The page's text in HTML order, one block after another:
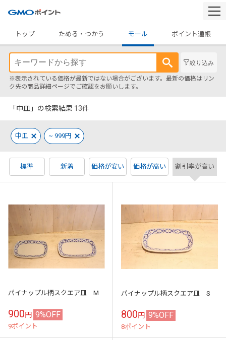
トップ
ためる・つかう モール ポイント通帳
絞り込み
※表示されている価格が最新ではない場合がございます。最新の価格はリン
ク先の商品詳細ページでご確認をお願いします。
「中皿」の検索結果 13件
中皿 ~ 999円
標準 新着 価格が安い 価格が高い 割引率が高い
パイナップル柄スクエア皿 M
900円 9%OFF
9ポイント
パイナップル柄スクエア皿 S
800円 9%OFF
8ポイント